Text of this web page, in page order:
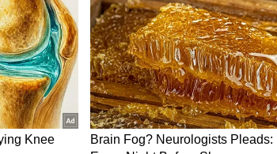
பிக்சல்
7 தொடர்கள்